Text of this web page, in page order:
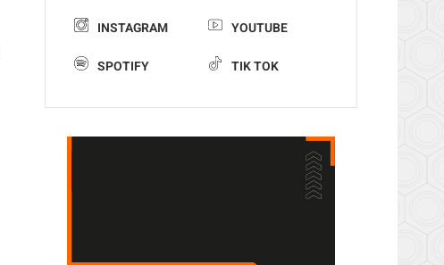
INSTAGRAM YOUTUBE
SPOTIFY TIK TOK